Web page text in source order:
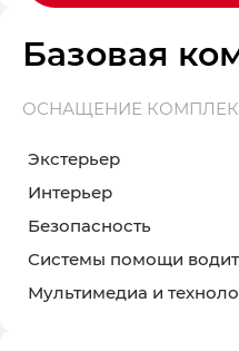
Базовая
ОСНАЩЕНИЕ
Экстерьер
Интерьер
Безопасность
Системы помощи
Мультимедиа и